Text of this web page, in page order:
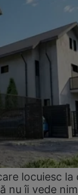
locuiesc la
nu îi vede